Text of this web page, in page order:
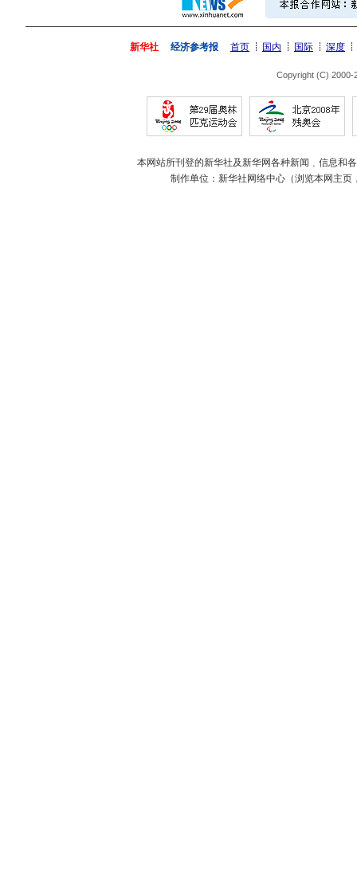
新华社 经济参考报 首页 国内 国际 深度
Copyright (C) 2000-
本网站所刊登的新华社及新华网各种新闻﹑信息和
制作单位：新华社网络中心（浏览本网主